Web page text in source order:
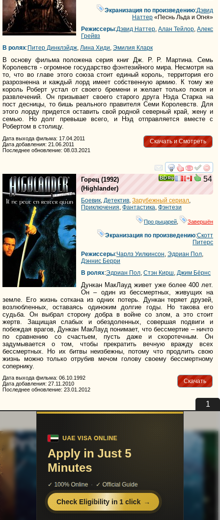
Экранизация по произведению:Дэвид
Наттер «Песнь Льда и Огня»
Режиссеры:Дэвид Наттер Алан Тейлор Алекс
Грейвз
В ролях:Питер Динклэйдж Лина Хиди Эмилия Кларк
В основу фильма положена серия книг Дж. Р. Р. Мартина. Семь
Королевств - огромное государство фэнтезийного мира. Несмотря на
то, что во главе этого союза стоит единый король, территория его
разрозненна и каждый лорд имеет собственную армию. К тому же
король Роберт устал от своего бремени и желает только покоя и
развлечений. Он призывает своего старого друга Нэда Старка на
пост десницы, то бишь реального правителя Семи Королевств. Для
этого лорду придется оставить свой родной северный край, жену и
семью. Но долг превыше всего, и Нэд отправляется вместе с
Робертом в столицу.
Скачать и Смотреть
Дата выхода фильма: 17.04.2011
Дата добавления: 21.06.2011
Последнее обновление: 08.03.2021
смотреть
54
Горец (1992)
(Highlander)
Боевик Детектив Зарубежный сериал
Приключения Фантастика Фэнтези
Про рыцарей Завершён
Экранизация по произведению:Скотт
Питерс
Режиссеры:Чарлз Уилкинсон Эдриан Пол
Дэннис Берри
В ролях:Эдриан Пол Стэн Кирш Джим Бёрнс
Дункан МакЛауд живет уже более 400 лет.
Он – один из бессмертных, живущих на
земле. Его жизнь соткана из одних потерь. Дункан теряет друзей,
возлюбленных, оставаясь одиноким долгие годы. Но такова его
судьба. Он выбрал сторону добра в войне со злом, а это стоит
жертв. Защищая слабых и обездоленных, совершая подвиги и
побеждая врагов, Дункан МакЛауд понимает, что бессмертие – ничто
по сравнению со счастьем, пусть даже и скоротечным. Он
задумывается о том, чтобы прекратить вечную вражду всех
бессмертных. Но их битвы неизбежны, потому что продлить свою
жизнь можно только отрубив мечом голову своему бессмертному
сопернику.
Скачать
Дата выхода фильма: 06.10.1992
Дата добавления: 27.11.2010
Последнее обновление: 23.01.2012
uvu@uvuvu.ru
Помощь сайту
Реклама на сайте